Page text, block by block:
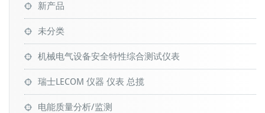
新产品
未分类
机械电气设备安全特性综合测试仪表
瑞士LECOM 仪器 仪表 总揽
电能质量分析/监测